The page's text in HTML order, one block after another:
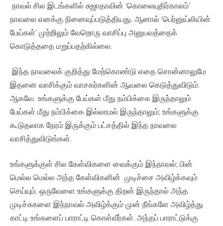
நாவல் சில இடங்களில் சுஜாதாவின் ‘கொலையுதிர்காலம்’
நாவலை எனக்கு நினைவுப்படுத்தியது. ஆனால் ‘பெர்னுய்லியின்
பேய்கள்’ முற்றிலும் வேறொரு வாசிப்பு அனுபவத்தைக்
கொடுத்ததை மறுப்பதற்கில்லை.
இந்த நாவலைக் குறித்து மேற்கொண்டு எதை சொன்னாலுமே
இதனை வாசிக்கும் வாசகர்களின் ஆவலை கெடுத்துவிடும்.
ஆகவே உங்களுக்கு பேய்கள் மீது நம்பிக்கை இருந்தாலும்
பேய்கள் மீது நம்பிக்கை இல்லாமல் இருந்தாலும்; உங்களுக்கு
கூடுதலாக நேரம் இருக்கும் பட்சத்தில் இந்த நாவலை
வாசித்துவிடுங்கள்.
உங்களுக்குள் சில கேள்விகளை வைக்கும் இந்நாவல்; பின்
மெல்ல மெல்ல அந்த கேள்விகளின் முடிச்சை அவிழ்க்கவும்
செய்யும். ஒருவேளை உங்களுக்கு திறன் இருந்தால் அந்த
முடிச்சுகளை இந்நாவல் அவிழ்க்கும் முன் நீங்களே அவிழ்த்து
காட்டி உங்களைப் பாராட்டி கொள்வீர்கள். அந்தப் பாராட்டுக்கு